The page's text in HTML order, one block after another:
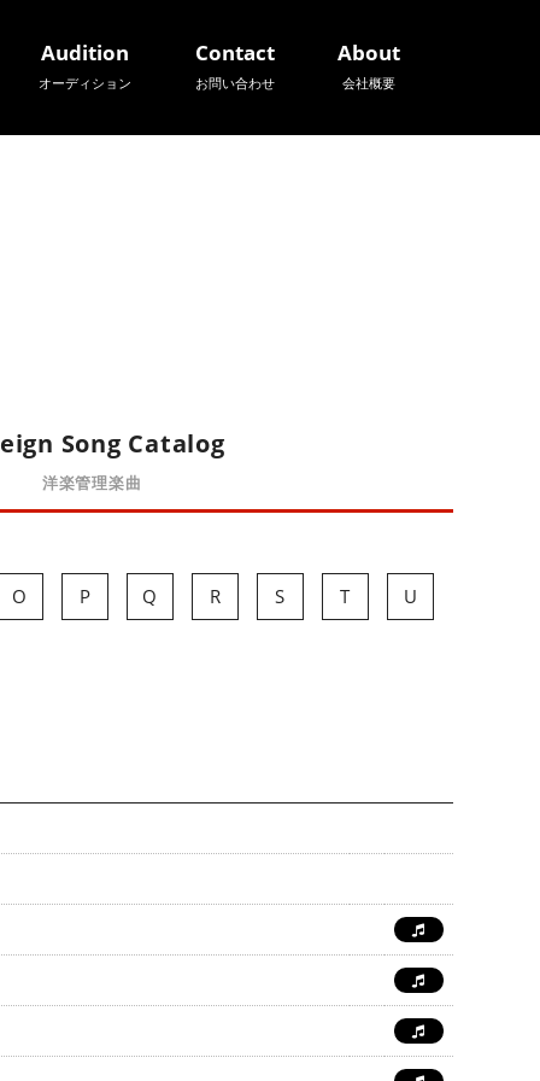
Audition
オーディション
Contact
お問い合わせ
About
会社概要
Song Catalog
洋楽管理楽曲
O P Q R S T U